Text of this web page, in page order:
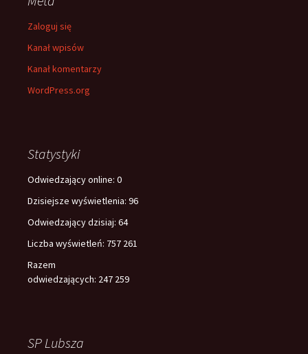
Zaloguj się
Kanał wpisów
Kanał komentarzy
WordPress.org
Statystyki
Odwiedzający online: 0
Dzisiejsze wyświetlenia: 96
Odwiedzający dzisiaj: 64
Liczba wyświetleń: 757 261
Razem
odwiedzających: 247 259
SP Lubsza